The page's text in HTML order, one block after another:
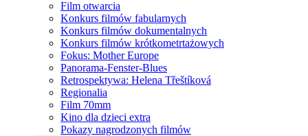
Film otwarcia
Konkurs filmów fabularnych
Konkurs filmów dokumentalnych
Konkurs filmów krótkometrtażowych
Fokus: Mother Europe
Panorama-Fenster-Blues
Retrospektywa: Helena Třeštíková
Regionalia
Film 70mm
Kino dla dzieci extra
Pokazy nagrodzonych filmów